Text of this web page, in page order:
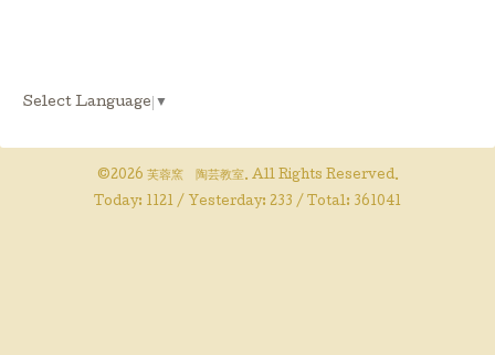
Select Language ▼
©2026 芙蓉窯 陶芸教室. All Rights Reserved.
Today: 1121 / Yesterday: 233 / Total: 361041